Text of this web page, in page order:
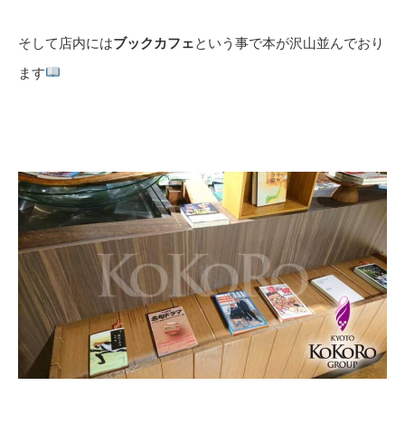
そして店内にはブックカフェという事で本が沢山並んでおり
ます